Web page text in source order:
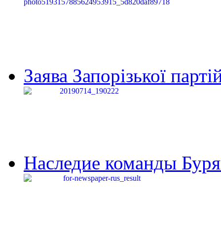
Заява Запорізької
Наследие команды